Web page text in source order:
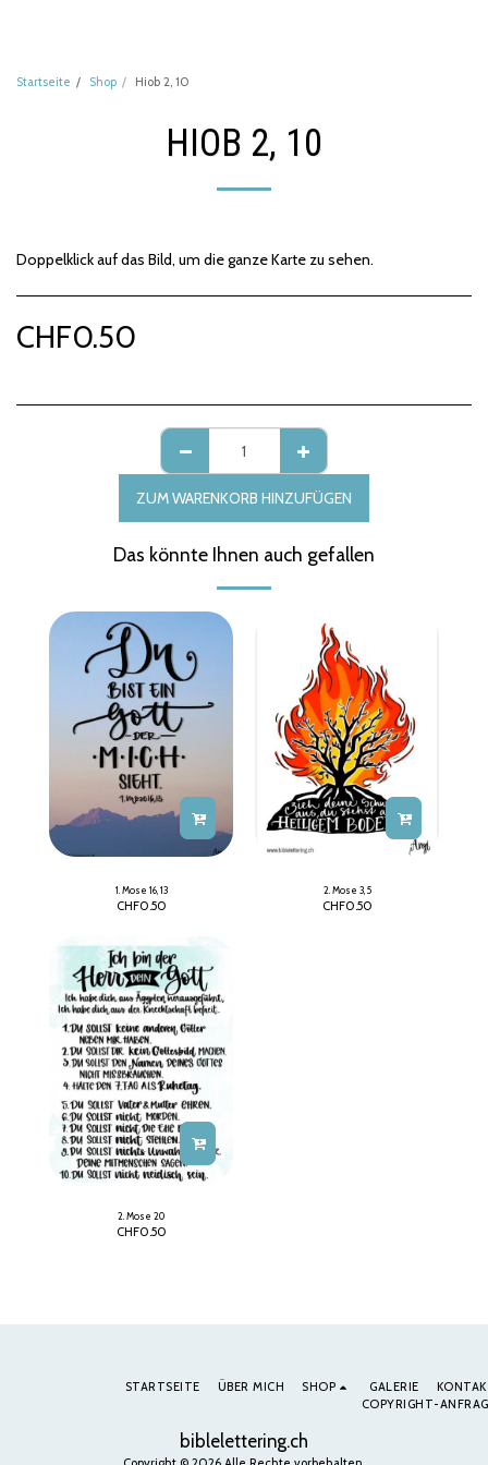
Startseite Shop Hiob 2, 10
HIOB 2, 10
Doppelklick auf das Bild, um die ganze Karte zu sehen.
CHF0.50
ZUM WARENKORB HINZUFÜGEN
Das könnte Ihnen auch gefallen
1. Mose 16, 13
CHF0.50
2. Mose 3, 5
CHF0.50
2. Mose 20
CHF0.50
biblelettering.ch
STARTSEITE ÜBER MICH SHOP GALERIE
COPYRIGHT-